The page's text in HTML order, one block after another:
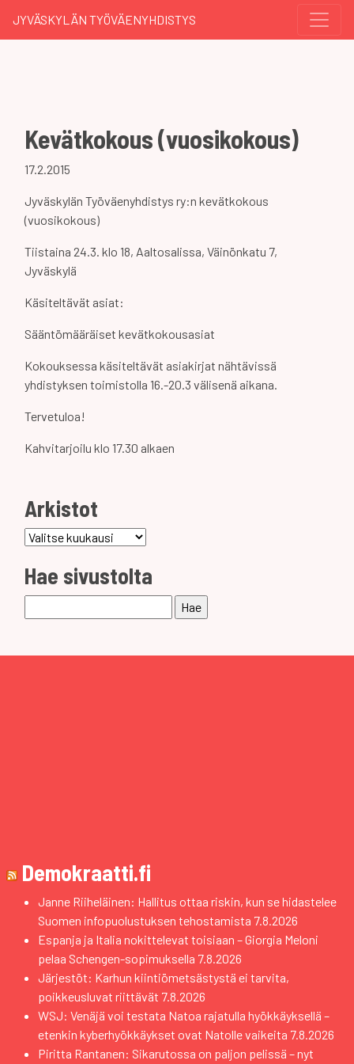
JYVÄSKYLÄN TYÖVÄENYHDISTYS
Kevätkokous (vuosikokous)
17.2.2015
Jyväskylän Työväenyhdistys ry:n kevätkokous
(vuosikokous)
Tiistaina 24.3. klo 18, Aaltosalissa, Väinönkatu 7,
Jyväskylä
Käsiteltävät asiat:
Sääntömääräiset kevätkokousasiat
Kokouksessa käsiteltävät asiakirjat nähtävissä
yhdistyksen toimistolla 16.-20.3 välisenä aikana.
Tervetuloa!
Kahvitarjoilu klo 17.30 alkaen
Arkistot
Arkistot
Hae sivustolta
Demokraatti.fi
Janne Riiheläinen: Hallitus ottaa riskin, kun se hidastelee
Suomen infopuolustuksen tehostamista 7.8.2026
Espanja ja Italia nokittelevat toisiaan – Giorgia Meloni
pelaa Schengen-sopimuksella 7.8.2026
Järjestöt: Karhun kiintiömetsästystä ei tarvita,
poikkeusluvat riittävät 7.8.2026
WSJ: Venäjä voi testata Natoa rajatulla hyökkäyksellä –
etenkin kyberhyökkäykset ovat Natolle vaikeita 7.8.2026
Piritta Rantanen: Sikarutossa on paljon pelissä – nyt